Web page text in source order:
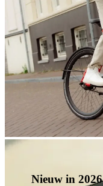
Nieuw in 2026